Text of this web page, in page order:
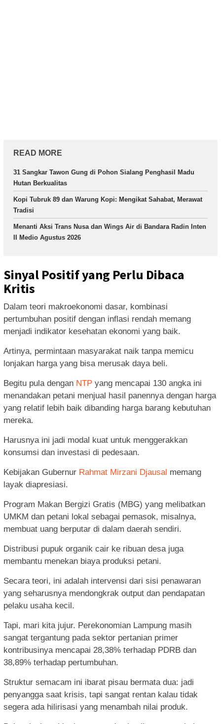
READ MORE
31 Sangkar Tawon Gung di Pohon Sialang Penghasil Madu
Hutan Berkualitas
Kopi Tubruk 89 dan Warung Kopi: Mengikat Sahabat, Merawat
Tradisi
Menanti Aksi Trans Nusa dan Wings Air di Bandara Radin Inten
II Medio Agustus 2026
Sinyal Positif yang Perlu Dibaca
Kritis
Dalam teori makroekonomi dasar, kombinasi
pertumbuhan positif dengan inflasi rendah memang
menjadi indikator kesehatan ekonomi yang baik.
Artinya, permintaan masyarakat naik tanpa memicu
lonjakan harga yang bisa merusak daya beli.
Begitu pula dengan NTP yang mencapai 130 angka ini
menandakan petani menjual hasil panennya dengan harga
yang relatif lebih baik dibanding harga barang kebutuhan
mereka.
Harusnya ini jadi modal kuat untuk menggerakkan
konsumsi dan investasi di pedesaan.
Kebijakan Gubernur Rahmat Mirzani Djausal memang
layak diapresiasi.
Program Makan Bergizi Gratis (MBG) yang melibatkan
UMKM dan petani lokal sebagai pemasok, misalnya,
membuat uang berputar di dalam daerah sendiri.
Distribusi pupuk organik cair ke ribuan desa juga
membantu menekan biaya produksi petani.
Secara teori, ini adalah intervensi dari sisi penawaran
yang seharusnya mendongkrak output dan pendapatan
pelaku usaha kecil.
Tapi, mari kita jujur. Perekonomian Lampung masih
sangat tergantung pada sektor pertanian primer
kontribusinya mencapai 28,38% terhadap PDRB dan
38,89% terhadap pertumbuhan.
Struktur semacam ini ibarat pisau bermata dua: jadi
penyangga saat krisis, tapi sangat rentan kalau tidak
segera ada hilirisasi yang menambah nilai produk.